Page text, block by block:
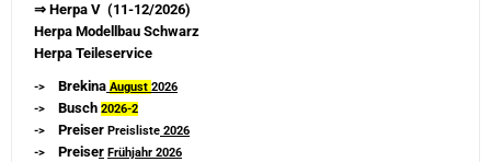
⇒ Herpa V (11-12/2026)
Herpa Modellbau Schwarz
Herpa Teileservice
-> Brekina August 2026
-> Busch 2026-2
-> Preiser Preisliste 2026
-> Preiser Frühjahr 2026